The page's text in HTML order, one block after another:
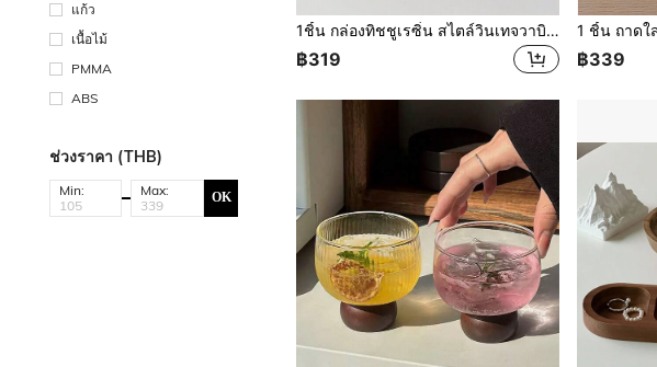
แก้ว
เนื้อไม้
PMMA
ABS
ช่วงราคา (THB)
Min: Max: OK
1ชิ้น กล่องทิชชูเรซิ่น สไตล์วินเทจวาบิ-ซาบิ ลายหินดงชิ ที่วางบนโต๊ะ ตกแต่งศิลปะ ของตกแต่งบ้าน ของขวัญ สุนทรียภาพแบบมินิมอล ห้องนั่งเล่น ห้องนอน ออฟฟิศ ที่จัดเก็บ สไตล์งานฝีมือ อุปกรณ์ตกแต่งภายใน ดีไซน์เฉพาะ กล่องใส่ของทำมือมีศิลปะ
฿319 ฿339